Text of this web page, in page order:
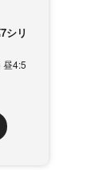
シリ
昼4:5